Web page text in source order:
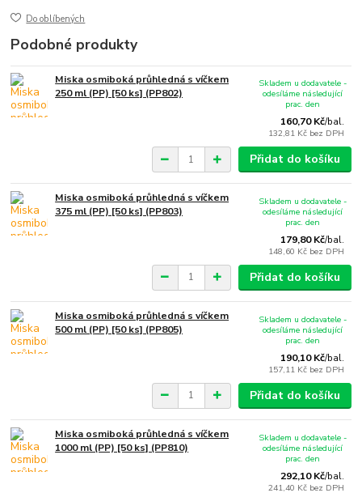
Do oblíbených
Podobné produkty
Miska osmiboká průhledná s víčkem
250 ml (PP) [50 ks] (PP802)
160,70 Kč/bal.
132,81 Kč bez DPH
Skladem u dodavatele -
odesíláme následující
prac. den
Přidat do košíku
Miska osmiboká průhledná s víčkem
375 ml (PP) [50 ks] (PP803)
179,80 Kč/bal.
148,60 Kč bez DPH
Skladem u dodavatele -
odesíláme následující
prac. den
Přidat do košíku
Miska osmiboká průhledná s víčkem
500 ml (PP) [50 ks] (PP805)
190,10 Kč/bal.
157,11 Kč bez DPH
Skladem u dodavatele -
odesíláme následující
prac. den
Přidat do košíku
Miska osmiboká průhledná s víčkem
1000 ml (PP) [50 ks] (PP810)
292,10 Kč/bal.
241,40 Kč bez DPH
Skladem u dodavatele -
odesíláme následující
prac. den